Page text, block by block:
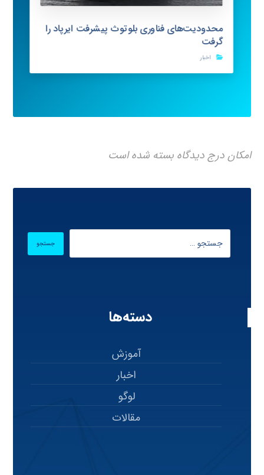
محدودیت‌های فناوری بلوتوث پیشرفت ایرپاد را
گرفت
اخبار
امکان درج دیدگاه بسته شده است
دسته‌ها
آموزش
اخبار
لوگو
مقالات